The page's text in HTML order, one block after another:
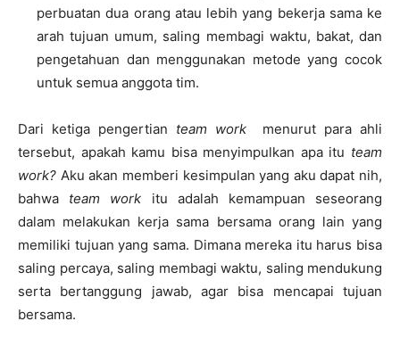
perbuatan dua orang atau lebih yang bekerja sama ke
arah tujuan umum, saling membagi waktu, bakat, dan
pengetahuan dan menggunakan metode yang cocok
untuk semua anggota tim.
Dari ketiga pengertian team work
menurut para ahli
tersebut, apakah kamu bisa menyimpulkan apa itu team
work? Aku akan memberi kesimpulan yang aku dapat nih,
bahwa team work itu adalah kemampuan seseorang
dalam melakukan kerja sama bersama orang lain yang
memiliki tujuan yang sama. Dimana mereka itu harus bisa
saling percaya, saling membagi waktu, saling mendukung
serta bertanggung jawab, agar bisa mencapai tujuan
bersama.